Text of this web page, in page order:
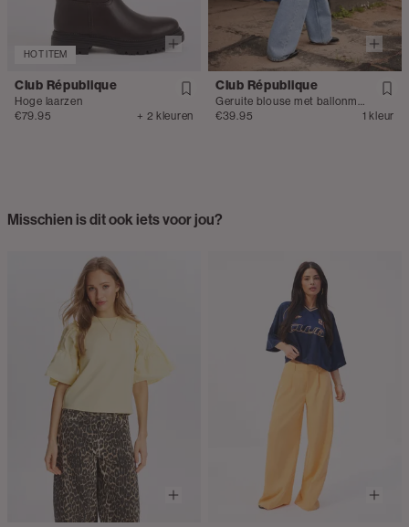
HOT ITEM
Club République
Hoge laarzen
€79.95
+ 2 kleuren
Club République
€39.95
1 kleur
Misschien is dit ook iets voor jou?